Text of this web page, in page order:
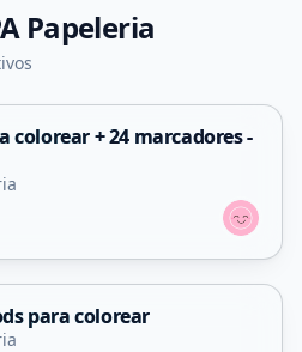
Papeleria
colorear + 24 marcadores -
para colorear